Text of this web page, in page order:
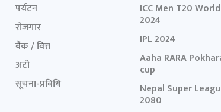
पर्यटन
रोजगार
बैंक / वित्त
अटो
सूचना-प्रविधि
ICC Men T20
2024
IPL 2024
Aaha RARA
cup
Nepal Super
2080